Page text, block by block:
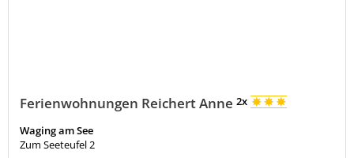
Ferienwohnungen Reichert Anne 2x
Waging am See
Zum Seeteufel 2